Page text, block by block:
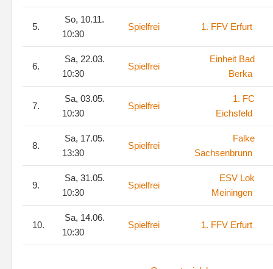
5.
So, 10.11.
10:30
Spielfrei 1. FFV Erfurt
6.
Sa, 22.03.
10:30
Spielfrei
Einheit Bad
Berka
7.
Sa, 03.05.
10:30
Spielfrei
1. FC
Eichsfeld
8.
Sa, 17.05.
13:30
Spielfrei
Falke
Sachsenbrunn
9.
Sa, 31.05.
10:30
Spielfrei
ESV Lok
Meiningen
10.
Sa, 14.06.
10:30
Spielfrei 1. FFV Erfurt